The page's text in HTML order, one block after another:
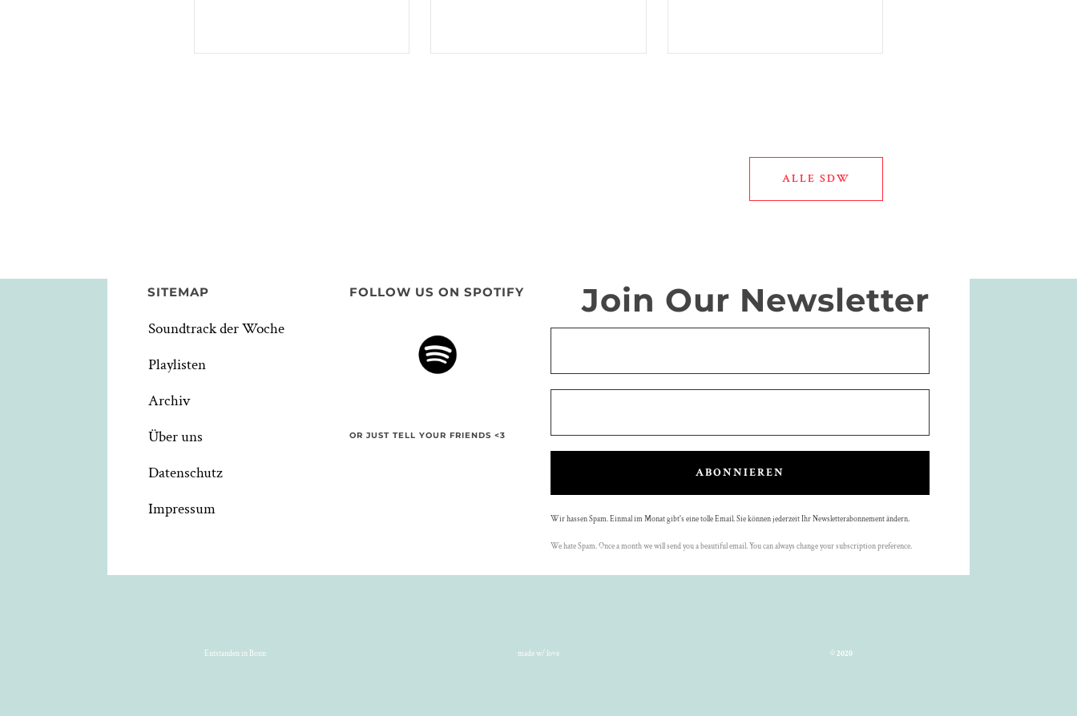
ALLE SDW
SITEMAP
Soundtrack der Woche
Playlisten
Archiv
Über uns
Datenschutz
Impressum
FOLLOW US ON SPOTIFY
OR JUST TELL YOUR FRIENDS <3
Join Our Newsletter
ABONNIEREN
Wir hassen Spam. Einmal im Monat gibt's eine tolle Email. Sie können jederzeit Ihr Newsletterabonnement ändern.
We hate Spam. Once a month we will send you a beautiful email. You can always change your subscription preference.
Entstanden in Bonn made w/ love ©2020